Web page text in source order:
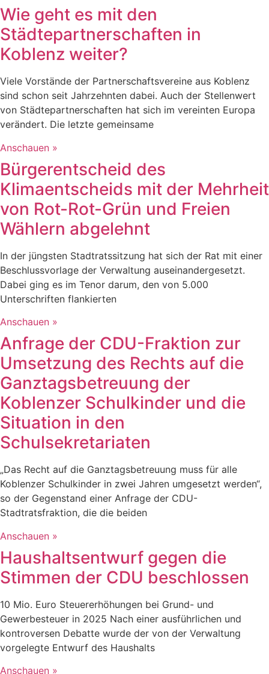
Wie geht es mit den
Städtepartnerschaften in
Koblenz weiter?
Viele Vorstände der Partnerschaftsvereine aus Koblenz
sind schon seit Jahrzehnten dabei. Auch der Stellenwert
von Städtepartnerschaften hat sich im vereinten Europa
verändert. Die letzte gemeinsame
Anschauen »
Bürgerentscheid des
Klimaentscheids mit der Mehrheit
von Rot-Rot-Grün und Freien
Wählern abgelehnt
In der jüngsten Stadtratssitzung hat sich der Rat mit einer
Beschlussvorlage der Verwaltung auseinandergesetzt.
Dabei ging es im Tenor darum, den von 5.000
Unterschriften flankierten
Anschauen »
Anfrage der CDU-Fraktion zur
Umsetzung des Rechts auf die
Ganztagsbetreuung der
Koblenzer Schulkinder und die
Situation in den
Schulsekretariaten
„Das Recht auf die Ganztagsbetreuung muss für alle
Koblenzer Schulkinder in zwei Jahren umgesetzt werden“,
so der Gegenstand einer Anfrage der CDU-
Stadtratsfraktion, die die beiden
Anschauen »
Haushaltsentwurf gegen die
Stimmen der CDU beschlossen
10 Mio. Euro Steuererhöhungen bei Grund- und
Gewerbesteuer in 2025 Nach einer ausführlichen und
kontroversen Debatte wurde der von der Verwaltung
vorgelegte Entwurf des Haushalts
Anschauen »